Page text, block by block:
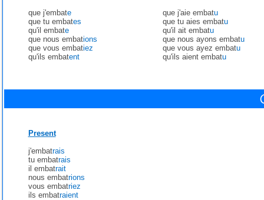
que j'embate
que tu embates
qu'il embate
que nous embations
que vous embatiez
qu'ils embatent
que j'aie embatu
que tu aies embatu
qu'il ait embatu
que nous ayons embatu
que vous ayez embatu
qu'ils aient embatu
Present
j'embatrais
tu embatrais
il embatrait
nous embatrions
vous embatriez
ils embatraient